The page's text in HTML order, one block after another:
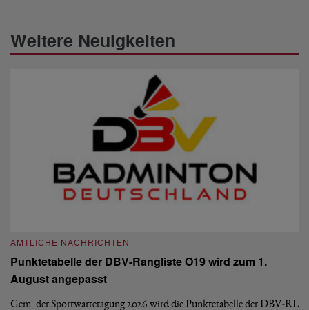
Weitere Neuigkeiten
AMTLICHE NACHRICHTEN
Punktetabelle der DBV-Rangliste O19 wird zum 1.
August angepasst
Gem. der Sportwartetagung 2026 wird die Punktetabelle der DBV-RL